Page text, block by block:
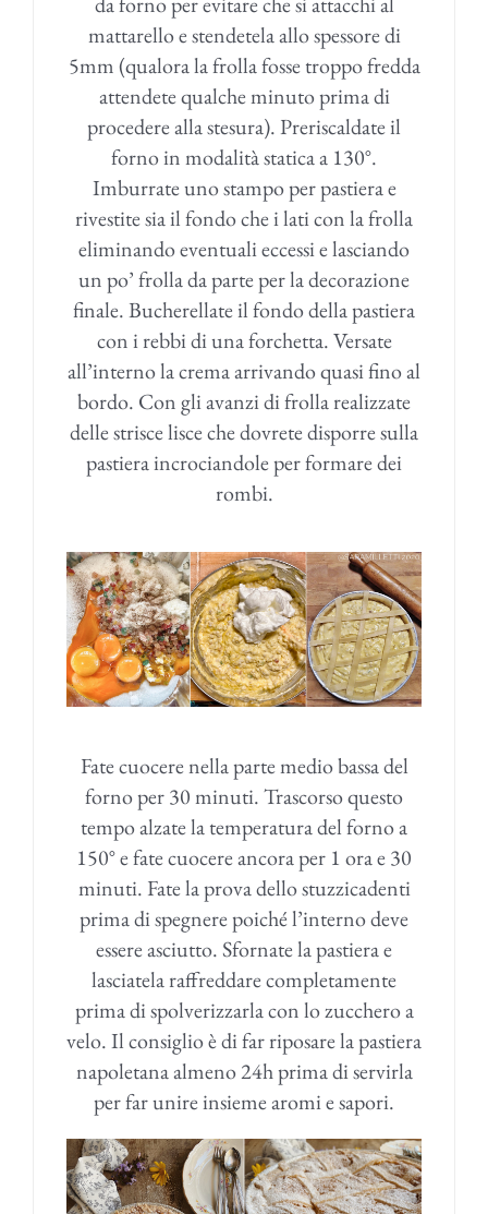
mattarello e stendetela allo spessore di
5mm (qualora la frolla fosse troppo fredda
attendete qualche minuto prima di
procedere alla stesura). Preriscaldate il
forno in modalità statica a 130°.
Imburrate uno stampo per pastiera e
rivestite sia il fondo che i lati con la frolla
eliminando eventuali eccessi e lasciando
un po’ frolla da parte per la decorazione
finale. Bucherellate il fondo della pastiera
con i rebbi di una forchetta. Versate
all’interno la crema arrivando quasi fino al
bordo. Con gli avanzi di frolla realizzate
delle strisce lisce che dovrete disporre sulla
pastiera incrociandole per formare dei
rombi.
Fate cuocere nella parte medio bassa del
forno per 30 minuti. Trascorso questo
tempo alzate la temperatura del forno a
150° e fate cuocere ancora per 1 ora e 30
minuti. Fate la prova dello stuzzicadenti
prima di spegnere poiché l’interno deve
essere asciutto. Sfornate la pastiera e
lasciatela raffreddare completamente
prima di spolverizzarla con lo zucchero a
velo. Il consiglio è di far riposare la pastiera
napoletana almeno 24h prima di servirla
per far unire insieme aromi e sapori.